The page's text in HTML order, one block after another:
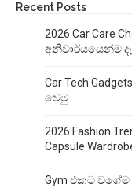
Recent Posts
2026 Car Care
අනිවාර්යයෙන්ම
Car Tech
වෙමු
2026 Fashion
Capsule
Gym එකට වගේම